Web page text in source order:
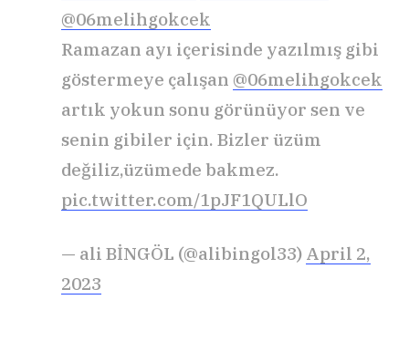
@06melihgokcek
Ramazan ayı içerisinde yazılmış gibi
göstermeye çalışan @06melihgokcek
artık yokun sonu görünüyor sen ve
senin gibiler için. Bizler üzüm
değiliz,üzümede bakmez.
pic.twitter.com/1pJF1QULlO
— ali BİNGÖL (@alibingol33) April 2,
2023